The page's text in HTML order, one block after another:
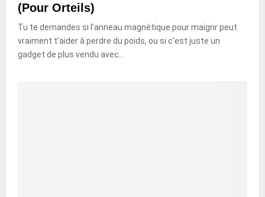
(Pour Orteils)
Tu te demandes si l’anneau magnétique pour maigrir peut
vraiment t’aider à perdre du poids, ou si c’est juste un
gadget de plus vendu avec...